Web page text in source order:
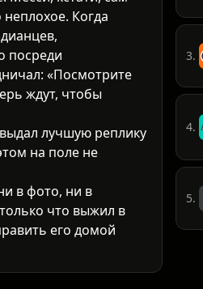
Когда
посреди
«Посмотрите
ждут, чтобы
лучшую реплику
на поле не
в фото, ни в
что выжил в
его домой
3.
4.
5.